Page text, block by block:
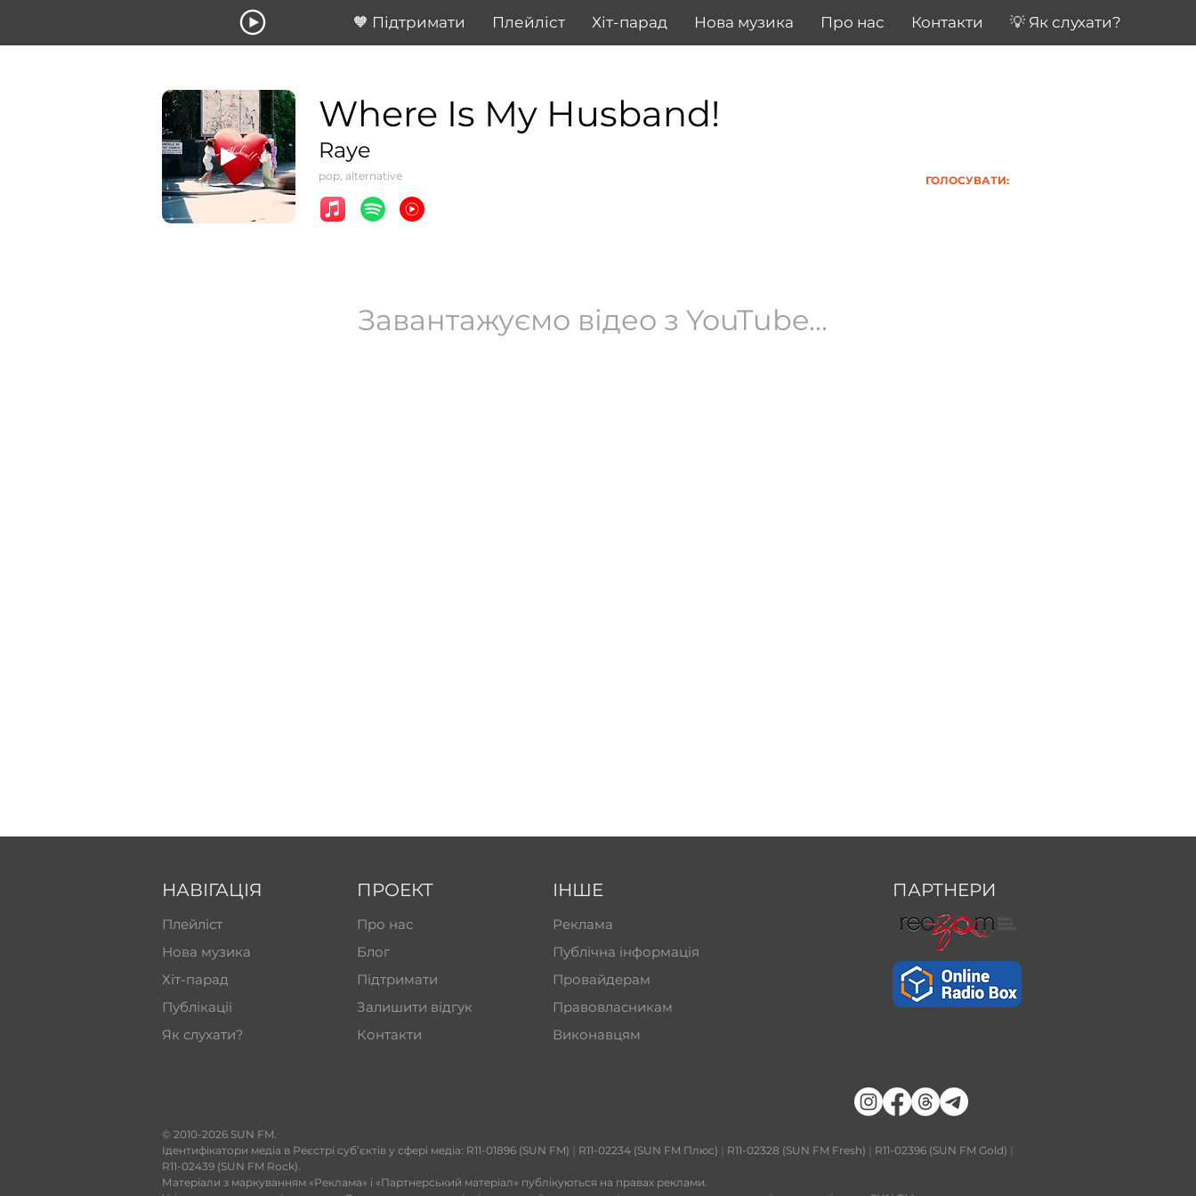
🧡 Підтримати Плейліст Хіт-парад Нова музика Про нас Контакти 💡 Як слухати?
Where Is My Husband!
Raye
pop, alternative
Завантажуємо відео з YouTube...
ГОЛОСУВАТИ:
НАВІГАЦІЯ
Плейліст
Нова музика
Хіт-парад
Публікації
Як слухати?
ПРОЕКТ
Про нас
Блог
Підтримати
Залишити відгук
Контакти
ІНШЕ
Реклама
Публічна інформація
Провайдерам
Правовласникам
Виконавцям
ПАРТНЕРИ
​© 2010-2026 SUN FM.
Ідентифікатори медіа в Реєстрі суб’єктів у сфері медіа: R11-01896 (SUN FM) | R11-02234 (SUN FM Плюс) | R11-02328 (SUN FM Fresh) | R11-02396 (SUN FM Gold) |
R11-02439 (SUN FM Rock).
Матеріали з маркуванням «Реклама» і «Партнерський матеріал» публікуються на правах реклами.